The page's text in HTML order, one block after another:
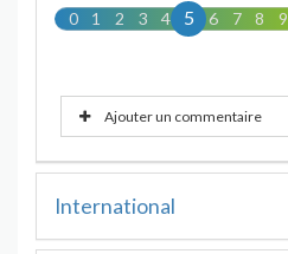
5
0 1 2 3 4 5 6 7 8 9
Ajouter un commentaire
International